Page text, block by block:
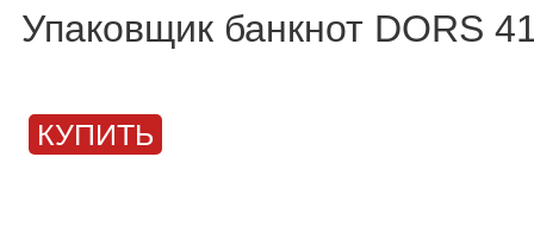
Упаковщик банкнот DORS
КУПИТЬ